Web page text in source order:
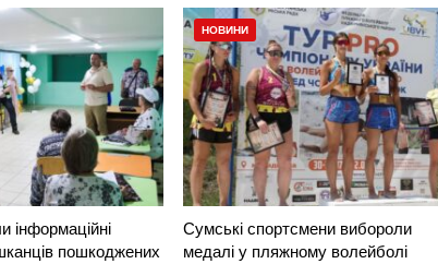
інформаційні
пошкоджених
НОВИНИ
Сумські спортсмени вибороли
медалі у пляжному волейболі